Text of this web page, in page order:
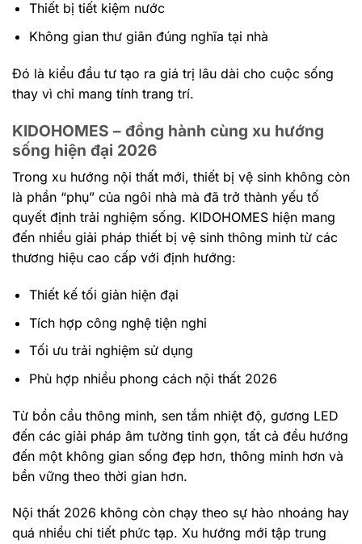
Thiết bị tiết kiệm nước
Không gian thư giãn đúng nghĩa tại nhà
Đó là kiểu đầu tư tạo ra giá trị lâu dài cho cuộc sống
thay vì chỉ mang tính trang trí.
KIDOHOMES – đồng hành cùng xu hướng
sống hiện đại 2026
Trong xu hướng nội thất mới, thiết bị vệ sinh không còn
là phần “phụ” của ngôi nhà mà đã trở thành yếu tố
quyết định trải nghiệm sống. KIDOHOMES hiện mang
đến nhiều giải pháp thiết bị vệ sinh thông minh từ các
thương hiệu cao cấp với định hướng:
Thiết kế tối giản hiện đại
Tích hợp công nghệ tiện nghi
Tối ưu trải nghiệm sử dụng
Phù hợp nhiều phong cách nội thất 2026
Từ bồn cầu thông minh, sen tắm nhiệt độ, gương LED
đến các giải pháp âm tường tinh gọn, tất cả đều hướng
đến một không gian sống đẹp hơn, thông minh hơn và
bền vững theo thời gian hơn.
Nội thất 2026 không còn chạy theo sự hào nhoáng hay
quá nhiều chi tiết phức tạp. Xu hướng mới tập trung